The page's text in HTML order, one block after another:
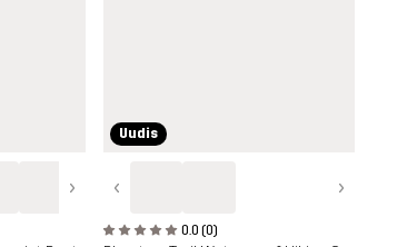
›
Uudis
‹ ›
0.0 (0)